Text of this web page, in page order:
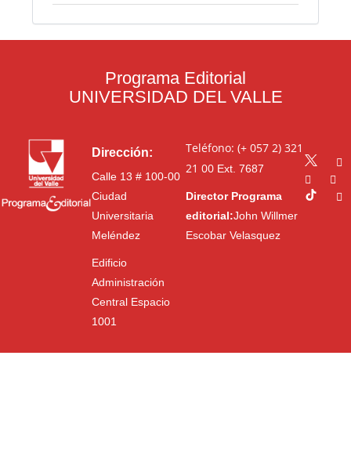
Programa Editorial
UNIVERSIDAD DEL VALLE
Dirección:
Calle 13 # 100-00
Ciudad
Universitaria
Meléndez
Edificio
Administración
Central Espacio
1001
Teléfono: (+ 057 2) 321
21 00Ext. 7687
Director Programa
editorial:John Willmer
Escobar Velasquez